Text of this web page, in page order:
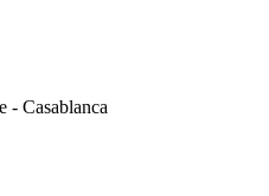
- Casablanca